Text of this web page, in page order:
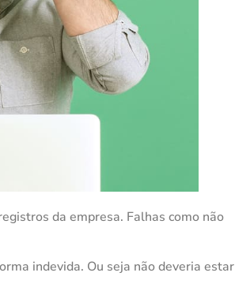
da empresa. Falhas como não
indevida. Ou seja não deveria estar